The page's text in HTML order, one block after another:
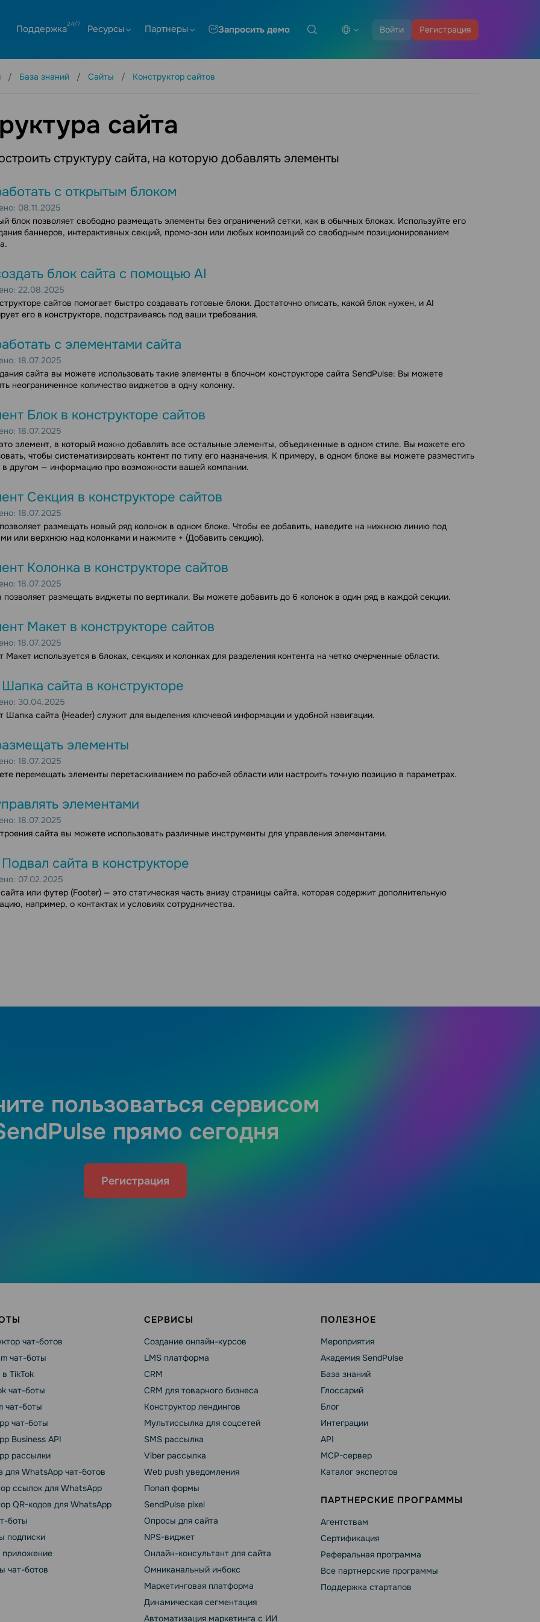
Войти Регистрация
Поддержка Ресурсы Партнеры Запросить демо
База знаний Сайты Конструктор сайтов
сайта
структуру сайта, на которую добавлять элементы
с открытым блоком
08.11.2025
блок позволяет свободно размещать элементы без ограничений сетки, как в обычных блоках. Используйте его
баннеров, интерактивных секций, промо-зон или любых композиций со свободным позиционированием
блок сайта с помощью AI
22.08.2025
сайтов помогает быстро создавать готовые блоки. Достаточно описать, какой блок нужен, и AI
его в конструкторе, подстраиваясь под ваши требования.
с элементами сайта
18.07.2025
сайта вы можете использовать такие элементы в блочном конструкторе сайта SendPulse: Вы можете
неограниченное количество виджетов в одну колонку.
Блок в конструкторе сайтов
18.07.2025
элемент, в который можно добавлять все остальные элементы, объединенные в одном стиле. Вы можете его
чтобы систематизировать контент по типу его назначения. К примеру, в одном блоке вы можете разместить
другом — информацию про возможности вашей компании.
Секция в конструкторе сайтов
18.07.2025
размещать новый ряд колонок в одном блоке. Чтобы ее добавить, наведите на нижнюю линию под
или верхнюю над колонками и нажмите + (Добавить секцию).
Колонка в конструкторе сайтов
18.07.2025
позволяет размещать виджеты по вертикали. Вы можете добавить до 6 колонок в один ряд в каждой секции.
Макет в конструкторе сайтов
18.07.2025
Макет используется в блоках, секциях и колонках для разделения контента на четко очерченные области.
сайта в конструкторе
30.04.2025
Шапка сайта (Header) служит для выделения ключевой информации и удобной навигации.
элементы
18.07.2025
перемещать элементы перетаскиванием по рабочей области или настроить точную позицию в параметрах.
элементами
18.07.2025
сайта вы можете использовать различные инструменты для управления элементами.
сайта в конструкторе
07.02.2025
или футер (Footer) — это статическая часть внизу страницы сайта, которая содержит дополнительную
например, о контактах и ​​условиях сотрудничества.
пользоваться сервисом
прямо сегодня
Регистрация
чат-ботов
чат-боты
TikTok
чат-боты
чат-боты
чат-боты
Business API
рассылки
для WhatsApp чат-ботов
ссылок для WhatsApp
QR-кодов для WhatsApp
боты
подписки
приложение
чат-ботов
СЕРВИСЫ
Создание онлайн-курсов
LMS платформа
CRM
CRM для товарного бизнеса
Конструктор лендингов
Мультиссылка для соцсетей
SMS рассылка
Viber рассылка
Web push уведомления
Попап формы
SendPulse pixel
Опросы для сайта
NPS-виджет
Онлайн-консультант для сайта
Омниканальный инбокс
Маркетинговая платформа
Динамическая сегментация
Автоматизация маркетинга с ИИ
ПОЛЕЗНОЕ
Мероприятия
Академия SendPulse
База знаний
Глоссарий
Блог
Интеграции
API
MCP-сервер
Каталог экспертов
ПАРТНЕРСКИЕ ПРОГРАММЫ
Агентствам
Сертификация
Реферальная программа
Все партнерские программы
Поддержка стартапов